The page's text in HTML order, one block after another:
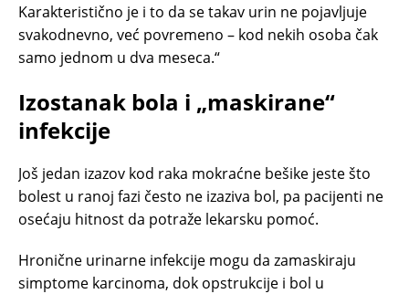
Karakteristično je i to da se takav urin ne pojavljuje
svakodnevno, već povremeno – kod nekih osoba čak
samo jednom u dva meseca.“
Izostanak bola i „maskirane“
infekcije
Još jedan izazov kod raka mokraćne bešike jeste što
bolest u ranoj fazi često ne izaziva bol, pa pacijenti ne
osećaju hitnost da potraže lekarsku pomoć.
Hronične urinarne infekcije mogu da zamaskiraju
simptome karcinoma, dok opstrukcije i bol u